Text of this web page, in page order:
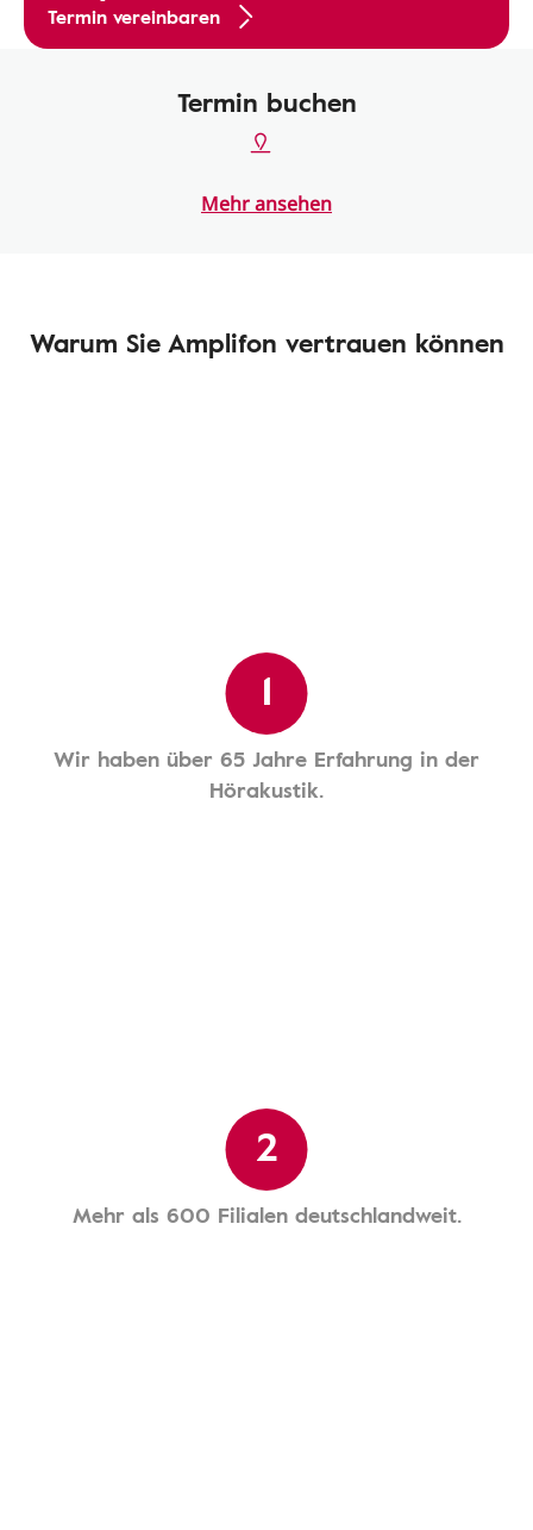
Termin vereinbaren
Termin buchen
Mehr ansehen
Warum Sie Amplifon vertrauen können
1
Wir haben über 65 Jahre Erfahrung in der
Hörakustik.
2
Mehr als 600 Filialen deutschlandweit.